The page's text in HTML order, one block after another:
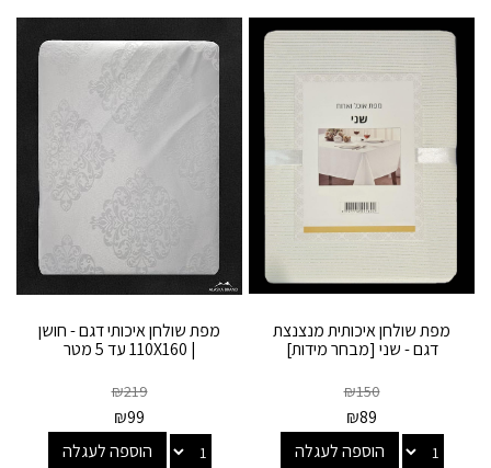
מפת שולחן איכותית מנצנצת
דגם - שני [מבחר מידות]
₪150
₪89
הוספה לעגלה
מפת שולחן איכותי דגם - חושן
| 110X160 עד 5 מטר
₪219
₪99
הוספה לעגלה